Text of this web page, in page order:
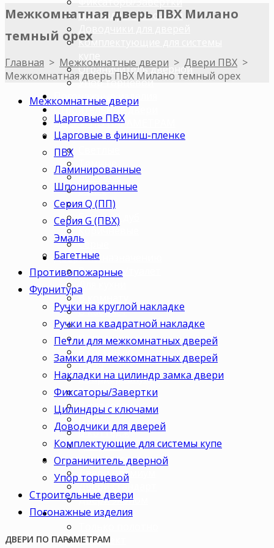
Цилиндры с ключами
Комплектующие для системы
Ограничитель дверной
Упор торцевой
Погонажные изделия
Строительные двери
ДВЕРИ ПО ПАРАМЕТРАМ
Двери по цветам
Бежевые
Венге
Орех
Беленый дуб
Коричневые
Серые
Двери по назначению
В ванную/туалет
Для кухни
В комнату
В кабинет
В детскую
В спальню
В зал
В гардеробную
В коридор
В кладовку
В офис
В коттедж
Для дачи
Ценовая категория
Двери премиум
Двери стандарт
Двери эконом
Комплектация
Комплект
Межкомнатная дверь ПВХ Милано
темный орех
Главная > Межкомнатные двери > Двери ПВХ >
Межкомнатная дверь ПВХ Милано темный орех
Межкомнатные двери
Царговые ПВХ
Царговые в финиш-пленке
ПВХ
Ламинированные
Шпонированные
Серия Q (ПП)
Серия G (ПВХ)
Эмаль
Багетные
Противопожарные
Фурнитура
Ручки на круглой накладке
Ручки на квадратной накладке
Петли для межкомнатных дверей
Замки для межкомнатных дверей
Накладки на цилиндр замка двери
Фиксаторы/Завертки
Цилиндры с ключами
Доводчики для дверей
Комплектующие для системы купе
Ограничитель дверной
Упор торцевой
Строительные двери
Погонажные изделия
ДВЕРИ ПО ПАРАМЕТРАМ